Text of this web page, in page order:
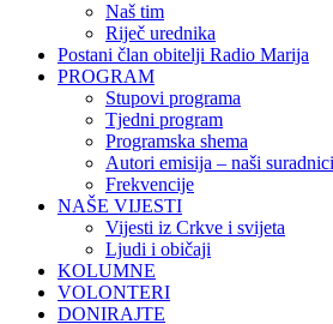
Naš tim
Riječ urednika
Postani član obitelji Radio Marija
PROGRAM
Stupovi programa
Tjedni program
Programska shema
Autori emisija – naši suradnici
Frekvencije
NAŠE VIJESTI
Vijesti iz Crkve i svijeta
Ljudi i običaji
KOLUMNE
VOLONTERI
DONIRAJTE